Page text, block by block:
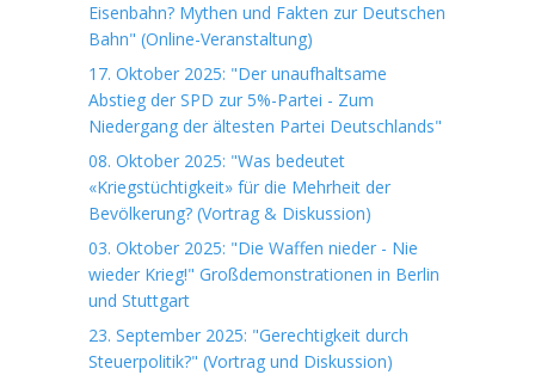
Eisenbahn? Mythen und Fakten zur Deutschen
Bahn" (Online-Veranstaltung)
17. Oktober 2025: "Der unaufhaltsame
Abstieg der SPD zur 5%-Partei - Zum
Niedergang der ältesten Partei Deutschlands"
08. Oktober 2025: "Was bedeutet
«Kriegstüchtigkeit» für die Mehrheit der
Bevölkerung? (Vortrag & Diskussion)
03. Oktober 2025: "Die Waffen nieder - Nie
wieder Krieg!" Großdemonstrationen in Berlin
und Stuttgart
23. September 2025: "Gerechtigkeit durch
Steuerpolitik?" (Vortrag und Diskussion)